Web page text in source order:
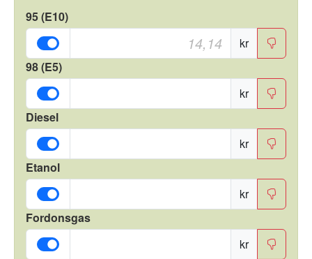
95 (E10)
kr
98 (E5)
kr
Diesel
kr
Etanol
kr
Fordonsgas
kr